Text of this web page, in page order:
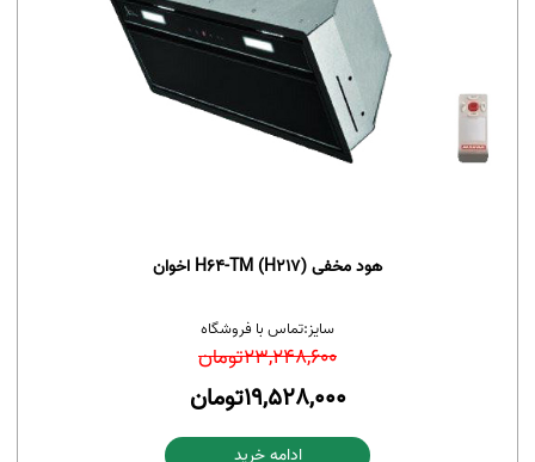
هود مخفی H64-TM (H217) اخوان
سایز:تماس با فروشگاه
23,248,600تومان
19,528,000تومان
ادامه خرید